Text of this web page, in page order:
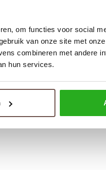
om functies voor social
van onze site met
combineren met andere
hun services.